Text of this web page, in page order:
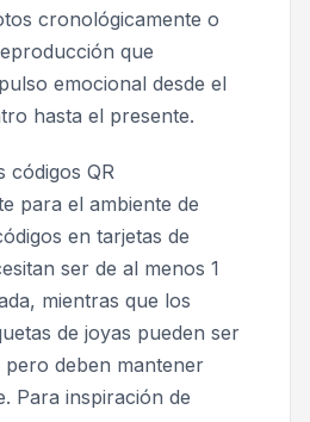
cronológicamente o
que
emocional desde el
hasta el presente.
códigos QR
para el ambiente de
en tarjetas de
ser de al menos 1
mientras que los
de joyas pueden ser
pero deben mantener
Para inspiración de